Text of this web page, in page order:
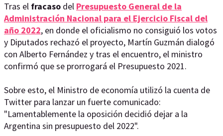
Tras el fracaso del Presupuesto General de la
Administración Nacional para el Ejercicio Fiscal del
año 2022, en donde el oficialismo no consiguió los votos
y Diputados rechazó el proyecto, Martín Guzmán dialogó
con Alberto Fernández y tras el encuentro, el ministro
confirmó que se prorrogará el Presupuesto 2021.
Sobre esto, el Ministro de economía utilizó la cuenta de
Twitter para lanzar un fuerte comunicado:
"Lamentablemente la oposición decidió dejar a la
Argentina sin presupuesto del 2022".